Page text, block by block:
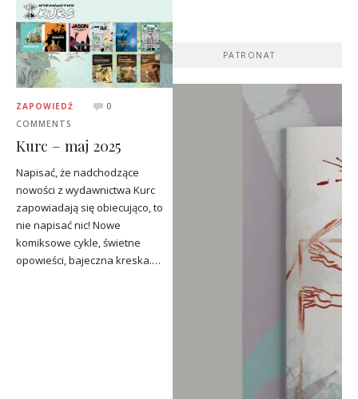
ZAPOWIEDŹ
0
COMMENTS
Kurc – maj 2025
Napisać, że nadchodzące
nowości z wydawnictwa Kurc
zapowiadają się obiecująco, to
nie napisać nic! Nowe
komiksowe cykle, świetne
opowieści, bajeczna kreska.…
PATRONAT